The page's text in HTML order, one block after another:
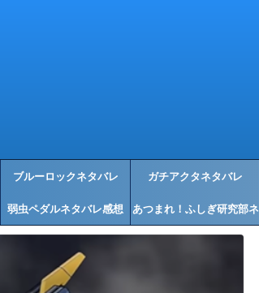
ブルーロックネタバレ ガチアクタネタバレ
弱虫ペダルネタバレ感想 あつまれ！ふしぎ研究部ネ